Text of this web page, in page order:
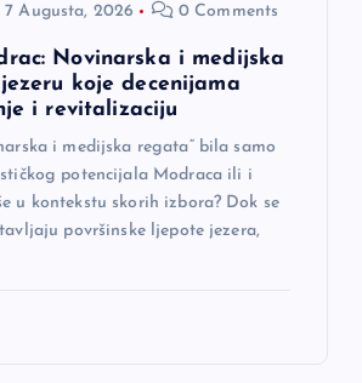
7 Augusta, 2026 0 Comments
Novinarska i medijska
koje decenijama
i revitalizaciju
i medijska regata“ bila samo
potencijala Modraca ili i
u kontekstu skorih izbora? Dok se
površinske ljepote jezera,